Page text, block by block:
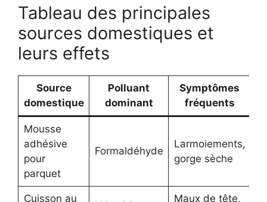
Tableau des principales
sources domestiques et
leurs effets
Source
domestique
Polluant
dominant
Symptômes
fréquents
Mousse
adhésive
pour
parquet
Formaldéhyde
Larmoiements,
gorge sèche
Cuisson au
Maux de tête,